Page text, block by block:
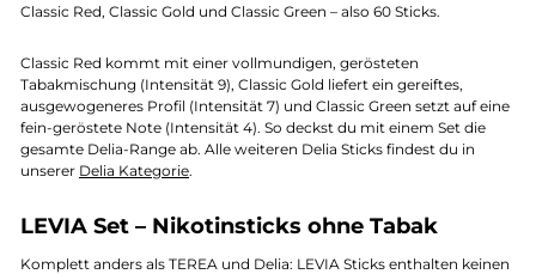
Classic Red, Classic Gold und Classic Green – also 60 Sticks.
Classic Red kommt mit einer vollmundigen, gerösteten
Tabakmischung (Intensität 9), Classic Gold liefert ein gereiftes,
ausgewogeneres Profil (Intensität 7) und Classic Green setzt auf eine
fein-geröstete Note (Intensität 4). So deckst du mit einem Set die
gesamte Delia-Range ab. Alle weiteren Delia Sticks findest du in
unserer Delia Kategorie.
LEVIA Set – Nikotinsticks ohne Tabak
Komplett anders als TEREA und Delia: LEVIA Sticks enthalten keinen